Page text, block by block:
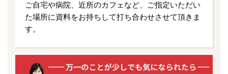
ご自宅や病院、近所のカフェなど、ご指定いただい
た場所に資料をお持ちして打ち合わせさせて頂きま
す。